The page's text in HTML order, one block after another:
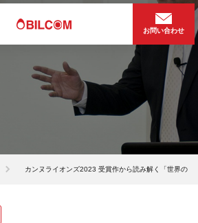
お問い合わせ
カンヌライオンズ2023 受賞作から読み解く「世界の